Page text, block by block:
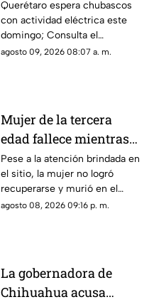
que se esperan lluvias
este domingo en
Querétaro
Querétaro espera chubascos
con actividad eléctrica este
domingo; Consulta el
pronóstico por municipios y
agosto 09, 2026 08:07 a. m.
Mujer de la tercera
edad fallece mientras
caminaba por el Centro
de Querétaro
Pese a la atención brindada en
el sitio, la mujer no logró
recuperarse y murió en el
lugar.
agosto 08, 2026 09:16 p. m.
La gobernadora de
Chihuahua acusa